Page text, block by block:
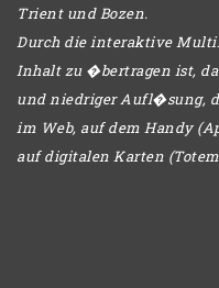
Trient und Bozen.
Durch die interaktive
Inhalt zu �bertragen ist,
und niedriger Aufl�sung,
im Web, auf dem Handy
auf digitalen Karten